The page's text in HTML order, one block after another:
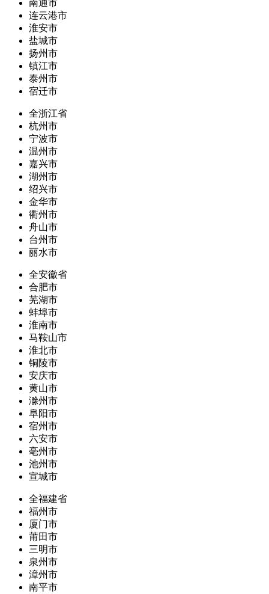
南通市
连云港市
淮安市
盐城市
扬州市
镇江市
泰州市
宿迁市
全浙江省
杭州市
宁波市
温州市
嘉兴市
湖州市
绍兴市
金华市
衢州市
舟山市
台州市
丽水市
全安徽省
合肥市
芜湖市
蚌埠市
淮南市
马鞍山市
淮北市
铜陵市
安庆市
黄山市
滁州市
阜阳市
宿州市
六安市
亳州市
池州市
宣城市
全福建省
福州市
厦门市
莆田市
三明市
泉州市
漳州市
南平市